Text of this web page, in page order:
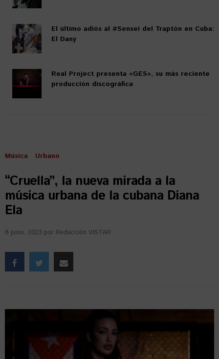
El último adiós al #Sensei del Traptón en Cuba:
El Dany
Real Project presenta «GES», su más reciente
producción discográfica
Música Urbano
“Cruella”, la nueva mirada a la
música urbana de la cubana Diana
Ela
8 junio, 2023 por Redacción VISTAR